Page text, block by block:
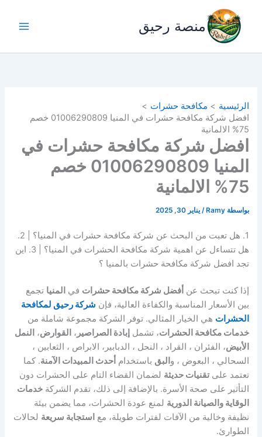
المحتوى
منصة رحيق
الرئيسية
مكافحة حشرات
افضل شركة مكافحة حشرات في المنيا 01006290809 خصم
75% الالمانية
افضل شركة مكافحة حشرات في
المنيا 01006290809 خصم
75% الالمانية
بواسطة Ramy
/يناير 30, 2025
1. هل تعبت من البحث عن شركة مكافحة حشرات في المنيا؟ | 2.
هل تتساءل عن اهمية شركة مكافحة الحشرات في المنيا؟ | 3. اين
تجد افضل شركة مكافحة حشرات بالمنيا ؟
إذا كنت تبحث عن أفضل شركة مكافحة حشرات في المنيا تجمع
بين الأسعار المناسبة والكفاءة العالية، فإن شركة رحيق لمكافحة
الحشرات هي الخيار المثالي. توفر الشركة مجموعة شاملة من
خدمات مكافحة الحشرات، تشملإبادة الصراصير ، القوارض، النمل
الأبيض، الفئران ، القراد ، النحل ، الدبابير، الابراص ، الثعابين ،
السحالي ، البعوض ، و البق باستخدام أحدث المبيدات الآمنة. كما
تعتمد علىتقنيات حديثة لضمان القضاء التام على الحشرات دون
التأثير على صحة الأسرة. بالإضافة إلى ذلك، تقدم الشركةخدمات
الوقاية والصيانة الدورية لمنع عودة الحشرات، مما يضمن بيئة
نظيفة وخالية من الآفات لفترات طويلة، مع استجابة سريعة لحالات
الطوارئ.